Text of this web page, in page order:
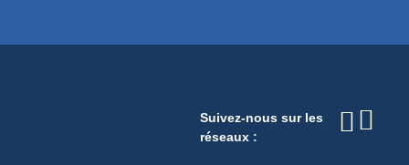
Suivez-nous sur les
réseaux :